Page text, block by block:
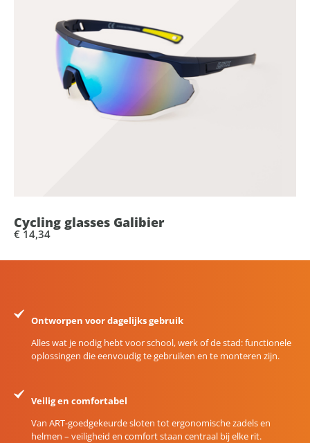
Cycling glasses Galibier
€ 14,34
Ontworpen voor dagelijks gebruik
Alles wat je nodig hebt voor school, werk of de stad: functionele
oplossingen die eenvoudig te gebruiken en te monteren zijn.
Veilig en comfortabel
Van ART-goedgekeurde sloten tot ergonomische zadels en
helmen – veiligheid en comfort staan centraal bij elke rit.